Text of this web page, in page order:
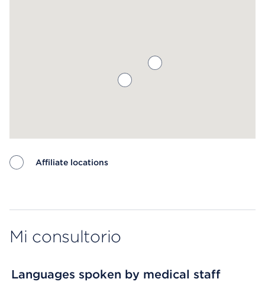
Affiliate locations
Mi consultorio
Languages spoken by medical staff